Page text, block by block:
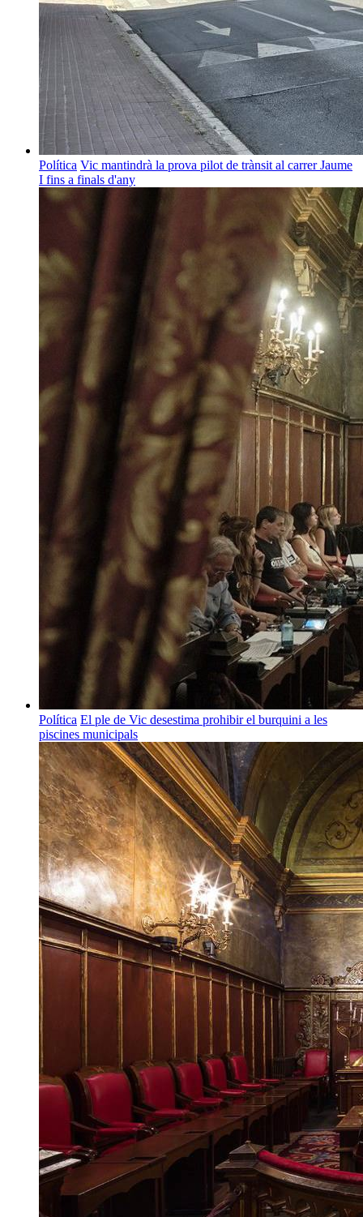
Política Vic mantindrà la prova pilot de trànsit al carrer Jaume
I fins a finals d'any
Política El ple de Vic desestima prohibir el burquini a les
piscines municipals